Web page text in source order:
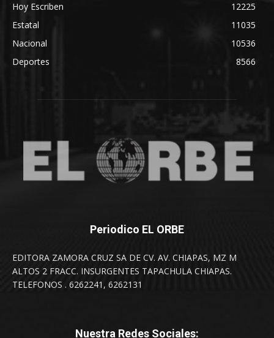
Hoy Escriben
12225
Estatal
11035
Nacional
10536
Deportes
8566
Periodico EL ORBE
EDITORA ZAMORA CRUZ SA DE CV. AV. CHIAPAS, MZ M
ALTOS 2 FRACC. INSURGENTES TAPACHULA CHIAPAS.
TELEFONOS . 6262241, 6262131
Nuestra Redes Sociales: